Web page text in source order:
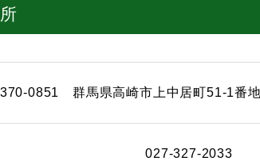
0851 群馬県高崎市上中居町51-1番
027-327-2033